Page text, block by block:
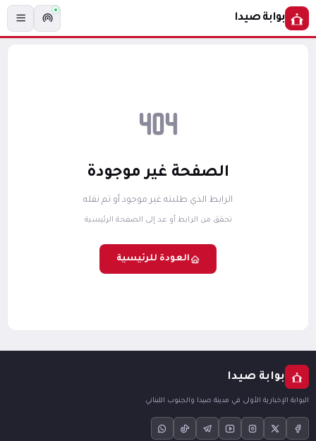
بوابة صيدا
الصفحة غير موجودة
الرابط الذي طلبته غير موجود أو تم نقله
تحقق من الرابط أو عد إلى الصفحة الرئيسية
العودة للرئيسية
بوابة صيدا
البوابة الإخبارية الأولى في مدينة صيدا والجنوب اللبناني